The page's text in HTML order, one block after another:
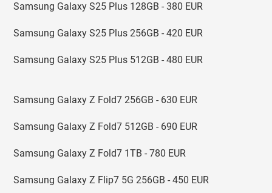
Samsung Galaxy S25 Plus 128GB - 380 EUR
Samsung Galaxy S25 Plus 256GB - 420 EUR
Samsung Galaxy S25 Plus 512GB - 480 EUR
Samsung Galaxy Z Fold7 256GB - 630 EUR
Samsung Galaxy Z Fold7 512GB - 690 EUR
Samsung Galaxy Z Fold7 1TB - 780 EUR
Samsung Galaxy Z Flip7 5G 256GB - 450 EUR